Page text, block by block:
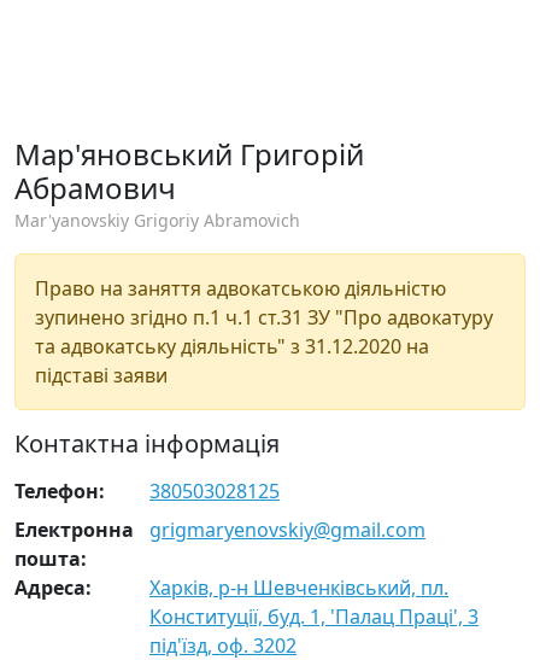
Мар'яновський Григорій
Абрамович
Mar'yanovskiy Grigoriy Abramovich
Право на заняття адвокатською діяльністю
зупинено згідно п.1 ч.1 ст.31 ЗУ "Про адвокатуру
та адвокатську діяльність" з 31.12.2020 на
підставі заяви
Контактна інформація
Телефон:
380503028125
Електронна
пошта:
grigmaryenovskiy@gmail.com
Адреса:
Харків, р-н Шевченківський, пл.
Конституції, буд. 1, 'Палац Праці', 3
під'їзд, оф. 3202